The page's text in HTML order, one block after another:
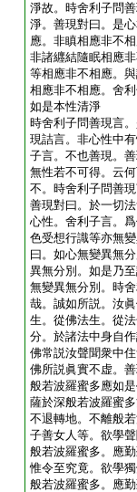
淨故。時舍利子問
淨。善現對曰。是
應。非瞋相應非不
非諸纒結隨眠相應
等相應非不相應。
相應非不相應。舍
如是本性清淨
時舍利子問善現言
現詰言。非心性中
子言。不也善現。
無性若不可得。云
不。時舍利子問善
善現對曰。於一切
心性。舍利子言。
色受想行識等亦無
曰。如心無變異無
異無分別。如是乃
無變異無分別。時
哉。誠如所説。汝
生。從佛法生。從
分。於諸法中身自
佛常説汝聲聞衆中
佛所説眞實不虚。
般若波羅蜜多應如
薩於深般若波羅蜜
不退轉地。不離般
子善女人等。欲學
般若波羅蜜多。應
惟令至究竟。欲學
般若波羅蜜多。應